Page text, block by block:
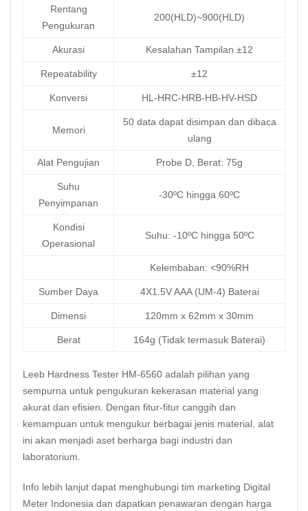
Rentang
Pengukuran
200(HLD)~900(HLD)
Akurasi Kesalahan Tampilan ±12
Repeatability ±12
Konversi HL-HRC-HRB-HB-HV-HSD
Memori
50 data dapat disimpan dan dibaca
ulang
Alat Pengujian Probe D, Berat: 75g
Suhu
Penyimpanan
-30ºC hingga 60ºC
Kondisi
Operasional
Suhu: -10ºC hingga 50ºC
Kelembaban: <90%RH
Sumber Daya 4X1.5V AAA (UM-4) Baterai
Dimensi 120mm x 62mm x 30mm
Berat 164g (Tidak termasuk Baterai)
Leeb Hardness Tester HM-6560 adalah pilihan yang
sempurna untuk pengukuran kekerasan material yang
akurat dan efisien. Dengan fitur-fitur canggih dan
kemampuan untuk mengukur berbagai jenis material, alat
ini akan menjadi aset berharga bagi industri dan
laboratorium.
Info lebih lanjut dapat menghubungi tim marketing Digital
Meter Indonesia dan dapatkan penawaran dengan harga